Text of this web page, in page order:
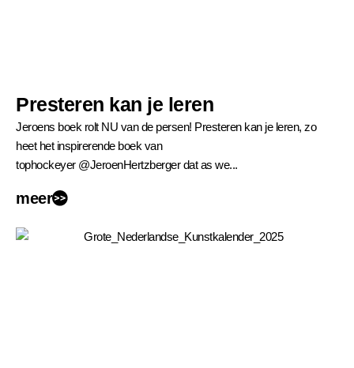
Presteren kan je leren
Jeroens boek rolt NU van de persen! Presteren kan je leren, zo
heet het inspirerende boek van
tophockeyer @JeroenHertzberger dat as we...
meer